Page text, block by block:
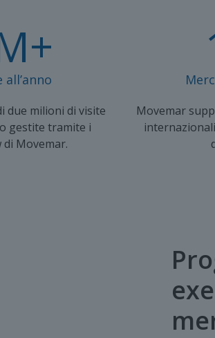
all’anno
due milioni di visite
gestite tramite i
Movemar.
Movemar